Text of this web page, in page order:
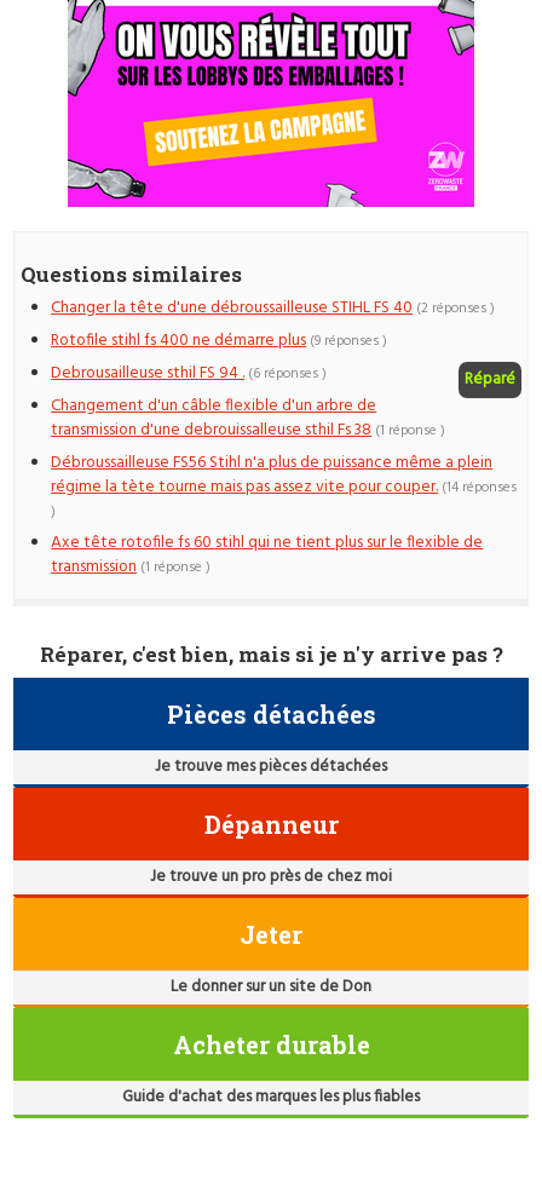
Questions similaires
Changer la tête d'une débroussailleuse STIHL FS 40 (2 réponses )
Rotofile stihl fs 400 ne démarre plus (9 réponses )
Debrousailleuse sthil FS 94 . Réparé
(6 réponses )
Changement d'un câble flexible d'un arbre de
transmission d'une debrouissalleuse sthil Fs 38 (1 réponse )
Débroussailleuse FS56 Stihl n'a plus de puissance même a plein
régime la tète tourne mais pas assez vite pour couper. (14 réponses
)
Axe tête rotofile fs 60 stihl qui ne tient plus sur le flexible de
transmission (1 réponse )
Réparer, c'est bien, mais si je n'y arrive pas ?
Pièces détachées
Je trouve mes pièces détachées
Dépanneur
Je trouve un pro près de chez moi
Jeter
Le donner sur un site de Don
Acheter durable
Guide d'achat des marques les plus fiables